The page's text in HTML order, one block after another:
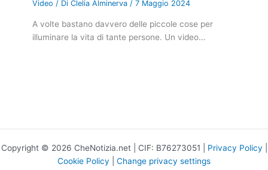
Video / DiClelia Alminerva /7 Maggio 2024
A volte bastano davvero delle piccole cose per
illuminare la vita di tante persone. Un video…
Copyright © 2026 CheNotizia.net | CIF: B76273051 | Privacy Policy
Cookie Policy
Change privacy settings